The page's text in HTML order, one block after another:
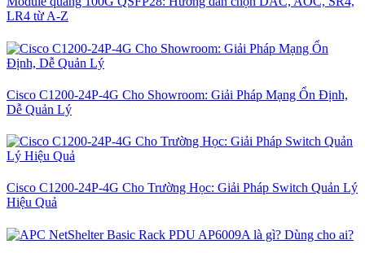
LR4 từ A-Z
Cisco C1200-24P-4G Cho Showroom: Giải Pháp Mạng Ổn Định,
Dễ Quản Lý
Cisco C1200-24P-4G Cho Trường Học: Giải Pháp Switch Quản Lý
Hiệu Quả